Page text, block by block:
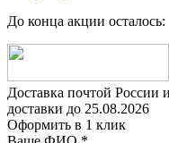
До конца акции осталось:
Доставка почтой России
доставки до 25.08.2026
Оформить в 1 клик